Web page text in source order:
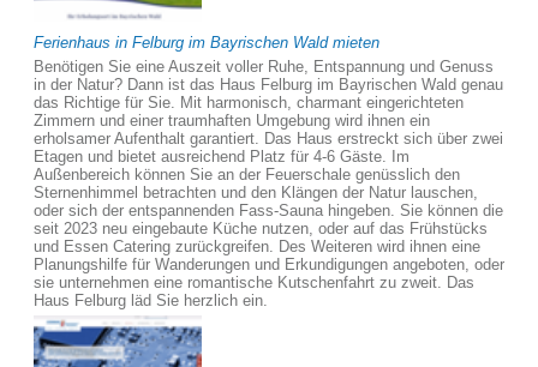
Ferienhaus in Felburg im Bayrischen Wald mieten
Benötigen Sie eine Auszeit voller Ruhe, Entspannung und Genuss
in der Natur? Dann ist das Haus Felburg im Bayrischen Wald genau
das Richtige für Sie. Mit harmonisch, charmant eingerichteten
Zimmern und einer traumhaften Umgebung wird ihnen ein
erholsamer Aufenthalt garantiert. Das Haus erstreckt sich über zwei
Etagen und bietet ausreichend Platz für 4-6 Gäste. Im
Außenbereich können Sie an der Feuerschale genüsslich den
Sternenhimmel betrachten und den Klängen der Natur lauschen,
oder sich der entspannenden Fass-Sauna hingeben. Sie können die
seit 2023 neu eingebaute Küche nutzen, oder auf das Frühstücks
und Essen Catering zurückgreifen. Des Weiteren wird ihnen eine
Planungshilfe für Wanderungen und Erkundigungen angeboten, oder
sie unternehmen eine romantische Kutschenfahrt zu zweit. Das
Haus Felburg läd Sie herzlich ein.